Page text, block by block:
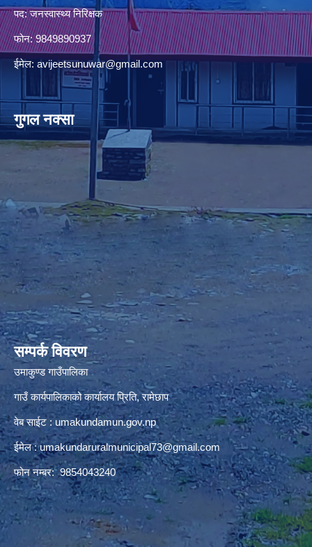
पद: जनस्वास्थ्य निरिक्षक
फोन: 9849890937
ईमेल: avijeetsunuwar@gmail.com
गुगल नक्सा
premium bootstrap themes
सम्पर्क विवरण
उमाकुण्ड गाउँपालिका
गाउँ कार्यपालिकाको कार्यालय प्रिति, रामेछाप
वेब साईट : umakundamun.gov.np
ईमेल :umakundaruralmunicipal73@gmail.com
फोन नम्बर: 9854043240